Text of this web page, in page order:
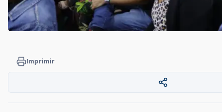
Imprimir